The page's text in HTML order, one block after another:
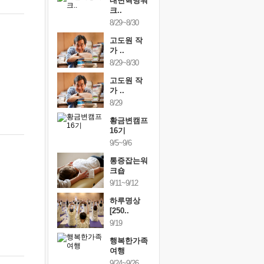
크..
8/29~8/30
고도원 작
가 ..
8/29~8/30
고도원 작
가 ..
8/29
황금변캠프
16기
9/5~9/6
통증잡는워
크숍
9/11~9/12
하루명상
[250..
9/19
행복한가족
여행